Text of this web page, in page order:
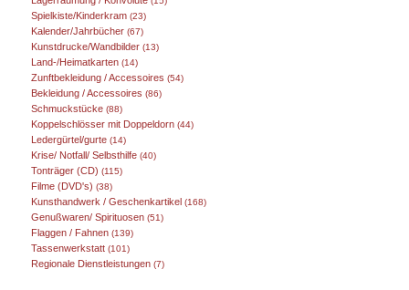
Spielkiste/Kinderkram (23)
Kalender/Jahrbücher (67)
Kunstdrucke/Wandbilder (13)
Land-/Heimatkarten (14)
Zunftbekleidung / Accessoires (54)
Bekleidung / Accessoires (86)
Schmuckstücke (88)
Koppelschlösser mit Doppeldorn (44)
Ledergürtel/gurte (14)
Krise/ Notfall/ Selbsthilfe (40)
Tonträger (CD) (115)
Filme (DVD's) (38)
Kunsthandwerk / Geschenkartikel (168)
Genußwaren/ Spirituosen (51)
Flaggen / Fahnen (139)
Tassenwerkstatt (101)
Regionale Dienstleistungen (7)